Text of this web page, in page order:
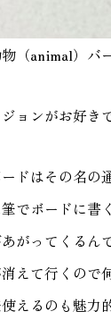
（animal）バ
ョンがお好き
ドはその名の
でボードに書
がってくるん
えて行くので
えるのも魅力的